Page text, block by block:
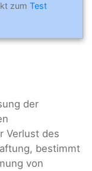
zum Test
der
Verlust des
bestimmt
von